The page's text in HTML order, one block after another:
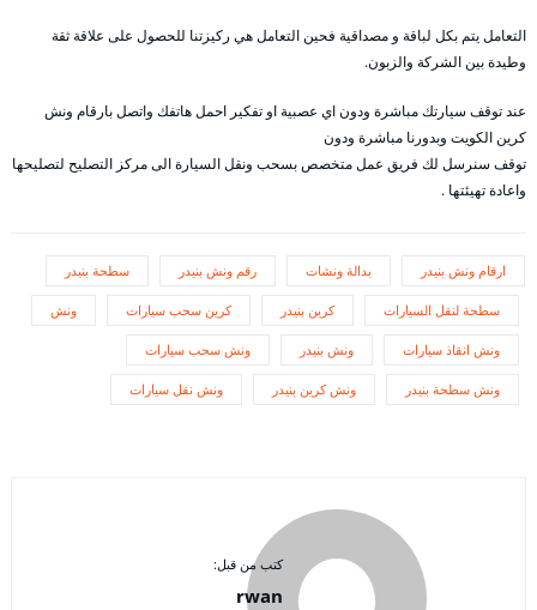
التعامل يتم بكل لباقة و مصداقية فحين التعامل هي ركيزتنا للحصول على علاقة ثقة
وطيدة بين الشركة والزبون.
عند توقف سيارتك مباشرة ودون اي عصبية او تفكير احمل هاتفك واتصل بارقام ونش
كرين الكويت وبدورنا مباشرة ودون
توقف سنرسل لك فريق عمل متخصص بسحب ونقل السيارة الى مركز التصليح لتصليحها
واعادة تهيئتها .
ارقام ونش بنيدر بدالة ونشات رقم ونش بنيدر سطحة بنيدر
سطحة لنقل السيارات كرين بنيدر كرين سحب سيارات ونش
ونش انقاذ سيارات ونش بنيدر ونش سحب سيارات
ونش سطحة بنيدر ونش كرين بنيدر ونش نقل سيارات
كتب من قبل:
rwan